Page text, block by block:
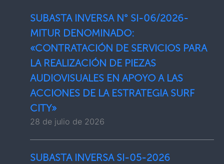
SUBASTA INVERSA N° SI-06/2026-
MITUR DENOMINADO:
«CONTRATACIÓN DE SERVICIOS PARA
LA REALIZACIÓN DE PIEZAS
AUDIOVISUALES EN APOYO A LAS
ACCIONES DE LA ESTRATEGIA SURF
CITY»
28 de julio de 2026
SUBASTA INVERSA SI-05-2026